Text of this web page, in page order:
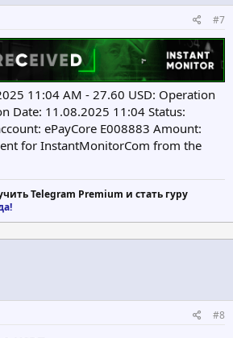
#7
11:04 AM - 27.60 USD: Operation
Date: 11.08.2025 11:04 Status:
ePayCore E008883 Amount:
for InstantMonitorCom from the
Telegram Premium и стать гуру
#8